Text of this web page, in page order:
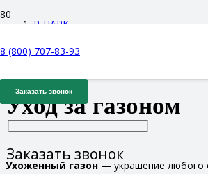
8 (800) 707-83-93
Заказать звонок
Заказать звонок
Р-ПАРК
Блог
Уход за газоном
Ухоженный газон — украшение любого